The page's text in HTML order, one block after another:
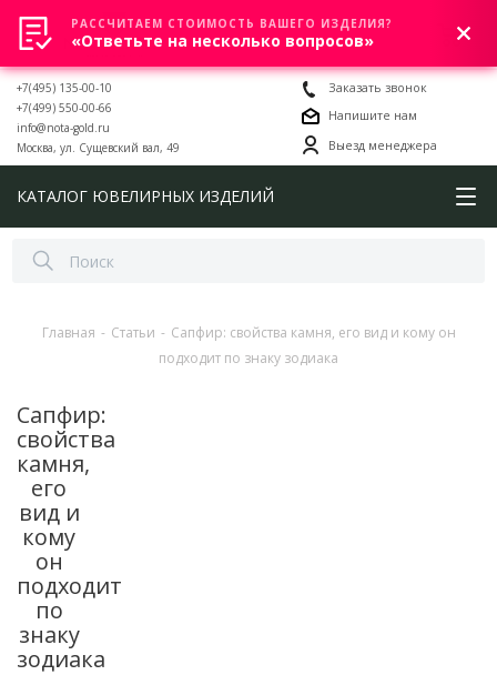
0
+7(495) 135-00-10
+7(499) 550-00-66
info@nota-gold.ru
Москва, ул. Сущевский вал, 49
Заказать звонок
Напишите нам
Выезд менеджера
КАТАЛОГ ЮВЕЛИРНЫХ ИЗДЕЛИЙ
Главная - Статьи - Сапфир: свойства камня, его вид и кому он
подходит по знаку зодиака
Сапфир:
свойства
камня,
его
вид и
кому
он
подходит
по
знаку
зодиака
РАССЧИТАЕМ СТОИМОСТЬ ВАШЕГО ИЗДЕЛИЯ?
«Ответьте на несколько вопросов»